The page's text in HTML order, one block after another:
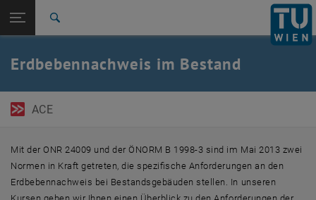
TU Login
Zurück zur letzten Ebene:
Erdbebennachweis im Bestand
ACE
Mit der ONR 24009 und der ÖNORM B 1998-3 sind im Mai 2013 zwei
Normen in Kraft getreten, die spezifische Anforderungen an den
Erdbebennachweis bei Bestandsgebäuden stellen. In unseren